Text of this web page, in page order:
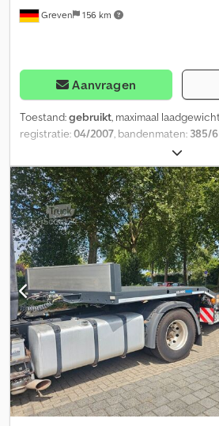
Greven 156 km
Aanvragen
Toestand:gebruikt, maximaal
registratie:04/2007 , bandenmaten: 385/
Interne nr. 2051 Bezichting uitsluitend op
tot 11/27 - Pneumatische
kogelkoppeling Ophanging: • 1e as:
luchtgeveerd Remmen: • 1e as:
• 2e as: trommelrem met veeraccumulator
as: nee Banden: • 1e as: enkelvoudige
wielen • Bandenmaat: 385/65/22,5 •
Hdwmex Akher • Velgtype: staal Verdere
4.100 kg • Laadvermogen: 13.900 kg •
EBS • Aantal assen: 2 • Assenfabrikant:
achterklepvergrendeling Interne
4.071 mm • Breedte: 2.344 mm • Hoogte:
verkoop, fouten en typefouten